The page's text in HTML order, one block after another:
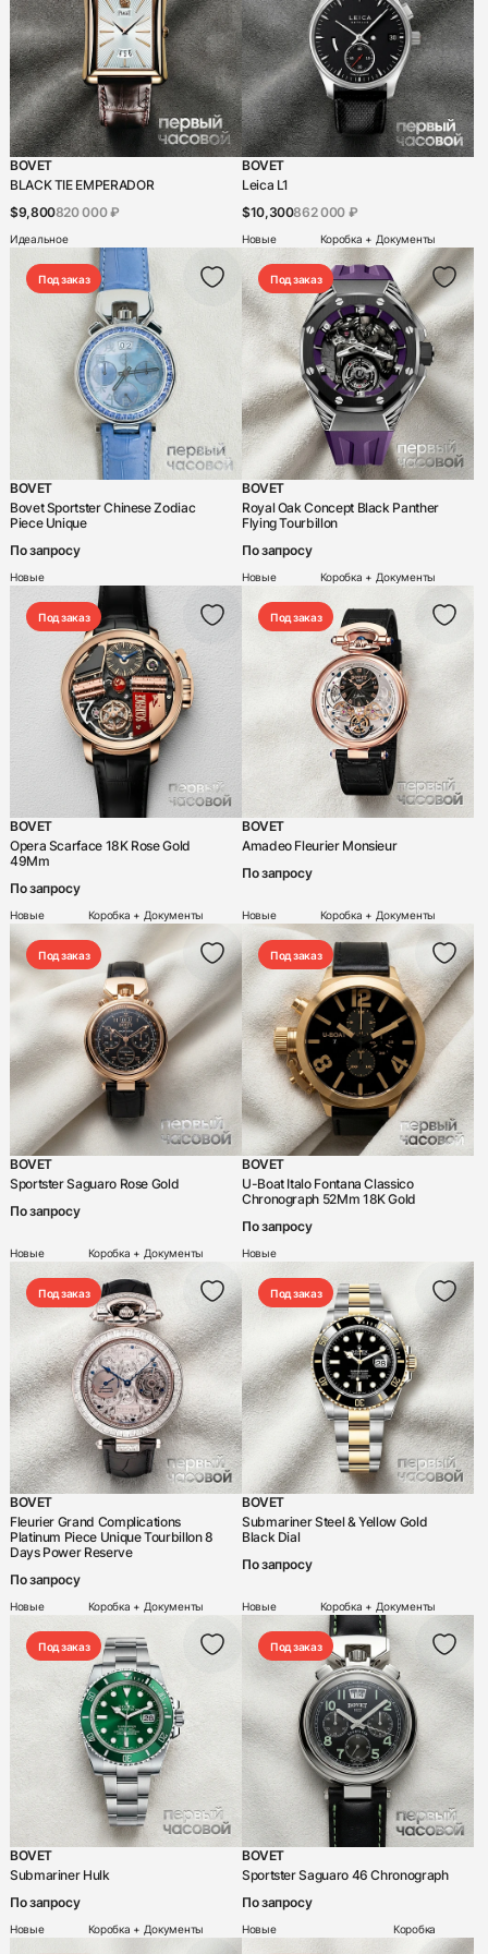
Blu
Boucheron
Bovet
Breguet
Breitling
Bvlgari
Carl F. Bucherer
Carrera y Carrera
Cartier
Chanel
Chaumet
Chopard
Christophe Claret
Chronoswiss
Concord
Corum
Cvstos
Czapek
Daniel Roth
De Bethune
De Grisogono
DeLaneau
DeWitt
DiW
F.P. Journe
Franc Vila
Franck Muller
Frederique Constant
Gerald Charles
Gerald Genta
Girard-Perregaux
Glashutte
Graff
Graham
Grand Seiko
Greubel Forsey
H. Moser & Cie
Harry Winston
Hautlence
HD3
Hermes
Hublot
Iwc
Jaeger-LeCoultre
Jaquet Droz
Jorg Hysek
Konstantin Chaikin
L'epee
Laurent Ferrier
Longines
Louis Erard
от A до Z
от Z до A
BOVET
BLACK TIE EMPERADOR
$9,800820 000 ₽
Идеальное
BOVET
Leica L1
$10,300862 000 ₽
Новые Коробка + Документы
Под заказ
BOVET
Bovet Sportster Chinese Zodiac
Piece Unique
По запросу
Новые
Под заказ
BOVET
Royal Oak Concept Black Panther
Flying Tourbillon
По запросу
Новые Коробка + Документы
Под заказ
BOVET
Opera Scarface 18K Rose Gold
49Mm
По запросу
Новые Коробка + Документы
Под заказ
BOVET
Amadeo Fleurier Monsieur
По запросу
Новые Коробка + Документы
Под заказ
BOVET
Sportster Saguaro Rose Gold
По запросу
Новые Коробка + Документы
Под заказ
BOVET
U-Boat Italo Fontana Classico
Chronograph 52Mm 18K Gold
По запросу
Новые
Под заказ
BOVET
Fleurier Grand Complications
Platinum Piece Unique Tourbillon 8
Days Power Reserve
По запросу
Новые Коробка + Документы
Под заказ
BOVET
Submariner Steel & Yellow Gold
Black Dial
По запросу
Новые Коробка + Документы
Под заказ
BOVET
Submariner Hulk
По запросу
Новые Коробка + Документы
Под заказ
BOVET
Sportster Saguaro 46 Chronograph
По запросу
Новые Коробка